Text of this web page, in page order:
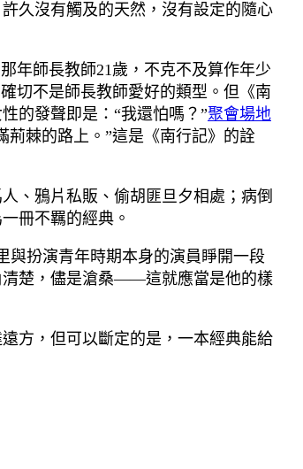
久沒有觸及的天然，沒有設定的隨心
師長教師21歲，不克不及算作年少
切不是師長教師愛好的類型。但《南
的發聲即是：“我還怕嗎？”聚會場地
棘的路上。”這是《南行記》的詮
、鴉片私販、偷胡匪旦夕相處；病倒
冊不羈的經典。
扮演青年時期本身的演員睜開一段
清楚，儘是滄桑——這就應當是他的樣
方，但可以斷定的是，一本經典能給